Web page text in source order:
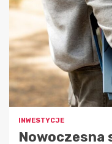
INWESTYCJE
Nowoczesna